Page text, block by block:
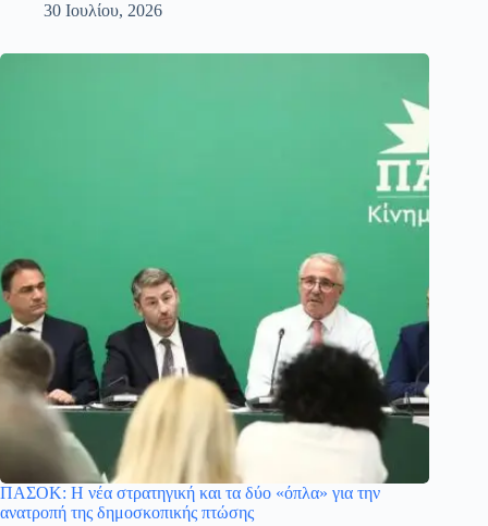
30 Ιουλίου, 2026
ΠΑΣΟΚ: Η νέα στρατηγική και τα δύο «όπλα» για την
ανατροπή της δημοσκοπικής πτώσης